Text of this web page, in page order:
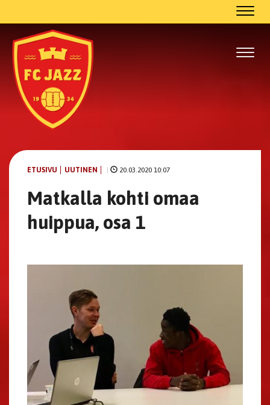
ETUSIVU UUTINEN 20.03.2020 10:07
Matkalla kohti omaa
huippua, osa 1